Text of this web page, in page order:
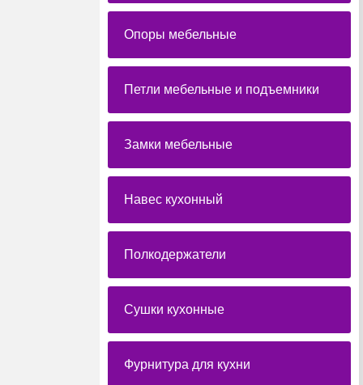
Опоры мебельные
Петли мебельные и подъемники
Замки мебельные
Навес кухонный
Полкодержатели
Сушки кухонные
Фурнитура для кухни